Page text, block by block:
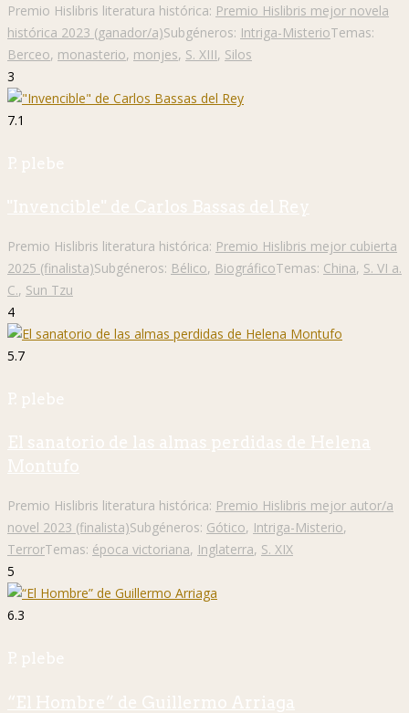
Premio Hislibris literatura histórica: Premio Hislibris mejor novela
histórica 2023 (ganador/a)Subgéneros: Intriga-MisterioTemas:
Berceo, monasterio, monjes, S. XIII, Silos
3
7.1
P. plebe
"Invencible" de Carlos Bassas del Rey
Premio Hislibris literatura histórica: Premio Hislibris mejor cubierta
2025 (finalista)Subgéneros: Bélico, BiográficoTemas: China, S. VI a.
C., Sun Tzu
4
5.7
P. plebe
El sanatorio de las almas perdidas de Helena
Montufo
Premio Hislibris literatura histórica: Premio Hislibris mejor autor/a
novel 2023 (finalista)Subgéneros: Gótico, Intriga-Misterio,
TerrorTemas: época victoriana, Inglaterra, S. XIX
5
6.3
P. plebe
“El Hombre” de Guillermo Arriaga